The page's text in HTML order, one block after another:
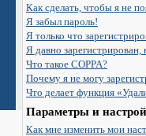
Как сделать, чтобы я не
Я забыл пароль!
Я только что
Я давно
Что такое COPPA?
Почему я не могу
Что делает функция
Параметры и
Как мне изменить мои